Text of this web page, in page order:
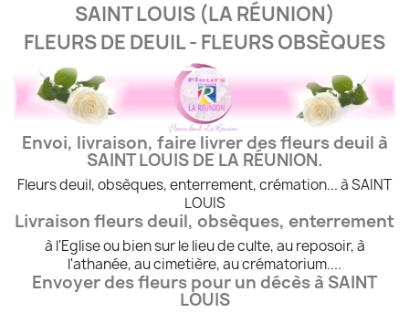
SAINT LOUIS (LA RÉUNION)
FLEURS DE DEUIL - FLEURS OBSÈQUES
Envoi, livraison, faire livrer des fleurs deuil à
SAINT LOUIS DE LA RÉUNION.
Fleurs deuil, obsèques, enterrement, crémation... à SAINT
LOUIS
Livraison fleurs deuil, obsèques, enterrement
à l'Eglise ou bien sur le lieu de culte, au reposoir, à
l'athanée, au cimetière, au crématorium....
Envoyer des fleurs pour un décès à SAINT
LOUIS